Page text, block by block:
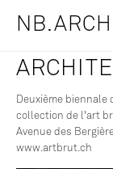
NB.ARCH
Deuxième biennale
collection de l'art
Avenue des
www.artbrut.ch